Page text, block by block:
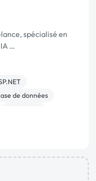
spécialisé en
…
de données